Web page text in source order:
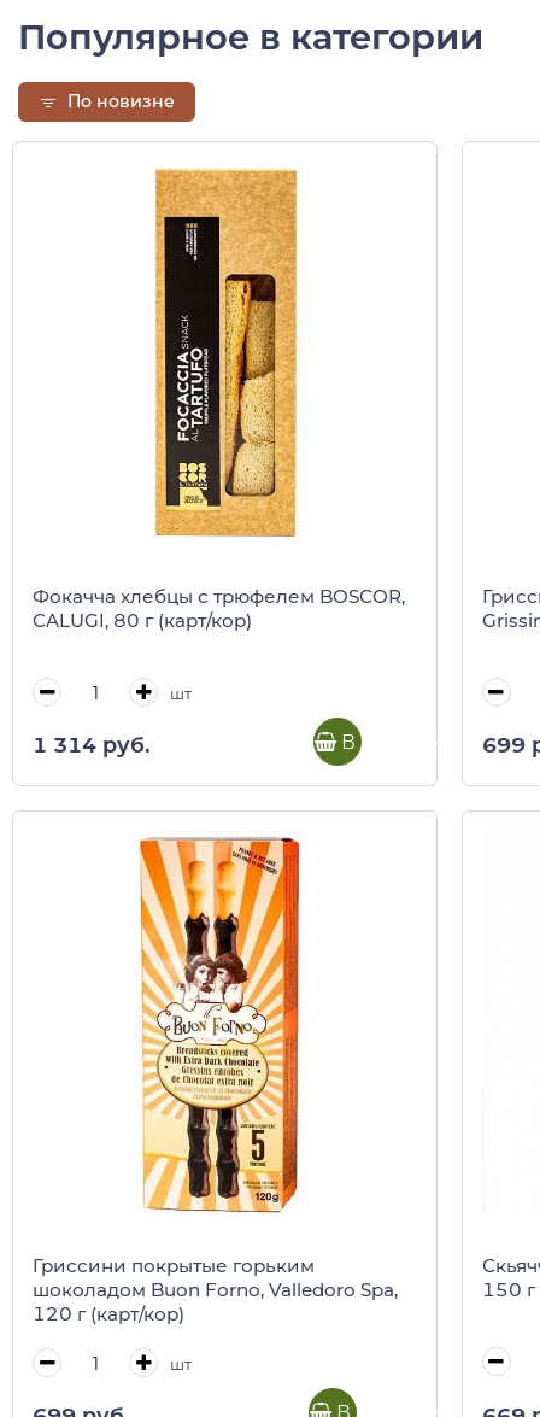
Популярное в категории
По новизне
Фокачча хлебцы с трюфелем BOSCOR,
CALUGI, 80 г (карт/кор)
шт
1 314 руб. В корзину 699
Гриссини покрытые горьким
шоколадом Buon Forno, Valledoro Spa,
120 г (карт/кор)
шт
150 г